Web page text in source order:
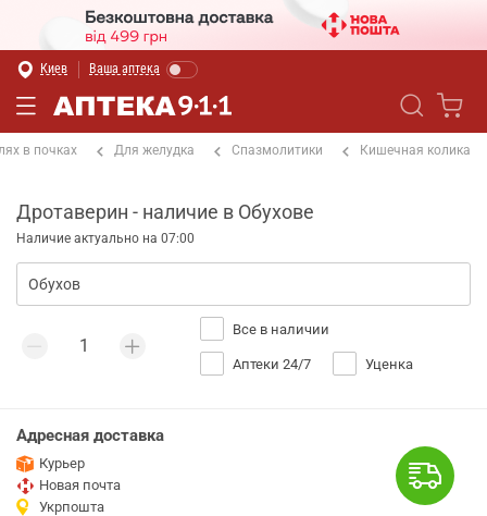
Киев Ваша аптека
в почках Для желудка Спазмолитики Кишечная колика
Дротаверин - наличие в Обухове
Наличие актуально на 07:00
Все в наличии
Аптеки 24/7 Уценка
Адресная доставка
Курьер
Новая почта
Укрпошта